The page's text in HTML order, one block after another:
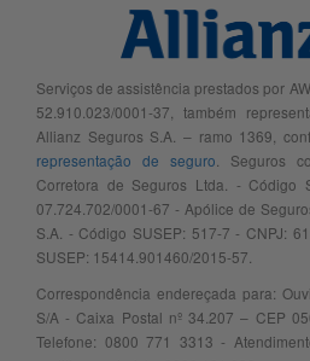
Serviços de assistência prestados por
52.910.023/0001-37, também
Allianz Seguros S.A. – ramo 1369,
representação de seguro . Seguros
Corretora de Seguros Ltda. - Código
07.724.702/0001-67 - Apólice de
S.A. - Código SUSEP: 517-7 - CNPJ:
SUSEP: 15414.901460/2015-57.
Correspondência endereçada para:
S/A - Caixa Postal nº 34.207 – CEP
Telefone: 0800 771 3313 -